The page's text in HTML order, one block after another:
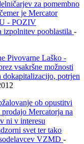
za pomembno
je Mercator
- POZIV
pooblastila -
Pivovarne Laško -
vsakršne možnosti
dokapitalizacijo, potrjen
ob opustitvi
Mercatorja na
ni v interesu
svet ter tako
VZMD -